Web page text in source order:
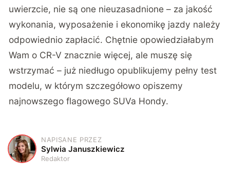
uwierzcie, nie są one nieuzasadnione – za jakość
wykonania, wyposażenie i ekonomikę jazdy należy
odpowiednio zapłacić. Chętnie opowiedziałabym
Wam o CR-V znacznie więcej, ale muszę się
wstrzymać – już niedługo opublikujemy pełny test
modelu, w którym szczegółowo opiszemy
najnowszego flagowego SUVa Hondy.
S
NAPISANE PRZEZ
Sylwia Januszkiewicz
Redaktor